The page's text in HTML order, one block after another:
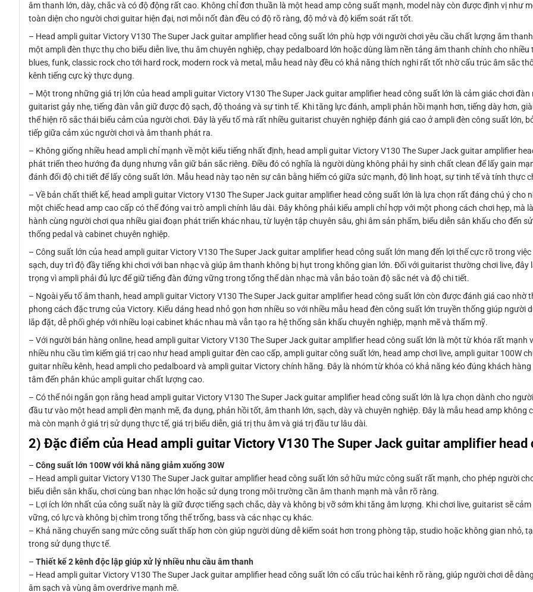
âm thanh lớn, dày, chắc và có độ động rất cao. Không chỉ đơn thuần là một head amp công suất mạnh, model này còn được định vị như
toàn diện cho người chơi guitar hiện đại, nơi mỗi nốt đàn đều có độ rõ ràng, độ mở và độ kiểm soát rất tốt.
– Head ampli guitar Victory V130 The Super Jack guitar amplifier head công suất lớn phù hợp với người chơi yêu cầu chất lượng âm
một ampli đèn thực thụ cho biểu diễn live, thu âm chuyên nghiệp, chạy pedalboard lớn hoặc dùng làm nền tảng âm thanh chính cho nhiều
blues, funk, classic rock cho tới hard rock, modern rock và metal, mẫu head này đều có khả năng thích nghi rất tốt nhờ cấu trúc âm sắc
kênh tiếng cực kỳ thực dụng.
– Một trong những giá trị lớn của head ampli guitar Victory V130 The Super Jack guitar amplifier head công suất lớn là cảm giác chơi
guitarist gảy nhẹ, tiếng đàn vẫn giữ được độ sạch, độ thoáng và sự tinh tế. Khi tăng lực đánh, ampli phản hồi mạnh hơn, tiếng dày hơn,
thể hiện rõ sắc thái biểu cảm của người chơi. Đây là yếu tố mà rất nhiều guitarist chuyên nghiệp đánh giá cao ở ampli đèn công suất lớn,
tiếp giữa cảm xúc người chơi và âm thanh phát ra.
– Không giống nhiều head ampli chỉ mạnh về một kiểu tiếng nhất định, head ampli guitar Victory V130 The Super Jack guitar amplifier
phát triển theo hướng đa dụng nhưng vẫn giữ bản sắc riêng. Điều đó có nghĩa là người dùng không phải hy sinh chất clean để lấy gain
đánh đổi độ chi tiết để lấy công suất lớn. Mẫu head này tạo nên sự cân bằng hiếm có giữa sức mạnh, độ linh hoạt, sự tinh tế và tính thực
– Về bản chất thiết kế, head ampli guitar Victory V130 The Super Jack guitar amplifier head công suất lớn là lựa chọn rất đáng chú ý cho
một chiếc head amp cao cấp có thể đóng vai trò ampli chính lâu dài. Đây không phải kiểu ampli chỉ hợp với một phong cách chơi hẹp, mà
hành cùng người chơi qua nhiều giai đoạn phát triển khác nhau, từ luyện tập chuyên sâu, ghi âm sản phẩm, biểu diễn sân khấu cho đến
thống pedal và cabinet chuyên nghiệp.
– Công suất lớn của head ampli guitar Victory V130 The Super Jack guitar amplifier head công suất lớn mang đến lợi thế cực rõ trong
sạch, duy trì độ đầy tiếng khi chơi với ban nhạc và giúp âm thanh không bị hụt trong không gian lớn. Đối với guitarist thường chơi live, đây
trọng vì ampli phải đủ lực để giữ tiếng đàn đứng vững trong tổng thể dàn nhạc mà vẫn bảo toàn độ sắc nét và độ chi tiết.
– Ngoài yếu tố âm thanh, head ampli guitar Victory V130 The Super Jack guitar amplifier head công suất lớn còn được đánh giá cao nhờ
phong cách đặc trưng của Victory. Kiểu dáng head nhỏ gọn hơn nhiều so với nhiều mẫu head đèn công suất lớn truyền thống giúp người
lắp đặt, dễ phối ghép với nhiều loại cabinet khác nhau mà vẫn tạo ra hệ thống sân khấu chuyên nghiệp, mạnh mẽ và thẩm mỹ.
– Với người bán hàng online, head ampli guitar Victory V130 The Super Jack guitar amplifier head công suất lớn là một từ khóa rất mạnh
nhiều nhu cầu tìm kiếm giá trị cao như head ampli guitar đèn cao cấp, ampli guitar công suất lớn, head amp chơi live, ampli guitar 100W
guitar nhiều kênh, head ampli cho pedalboard và ampli guitar Victory chính hãng. Đây là nhóm từ khóa có khả năng kéo đúng khách
tâm đến phân khúc ampli guitar chất lượng cao.
– Có thể nói ngắn gọn rằng head ampli guitar Victory V130 The Super Jack guitar amplifier head công suất lớn là lựa chọn dành cho
đầu tư vào một head ampli đèn mạnh mẽ, đa dụng, phản hồi tốt, âm thanh lớn, sạch, dày và chuyên nghiệp. Đây là mẫu head amp không
mà còn mạnh ở giá trị sử dụng thực tế, giá trị biểu diễn, giá trị thu âm và giá trị đầu tư lâu dài.
2) Đặc điểm của Head ampli guitar Victory V130 The Super Jack guitar amplifier head
– Công suất lớn 100W với khả năng giảm xuống 30W
– Head ampli guitar Victory V130 The Super Jack guitar amplifier head công suất lớn sở hữu mức công suất rất mạnh, cho phép người
biểu diễn sân khấu, chơi cùng ban nhạc lớn hoặc sử dụng trong môi trường cần âm thanh mạnh mà vẫn rõ ràng.
– Lợi ích lớn nhất của công suất này là giữ được tiếng sạch chắc, dày và không bị vỡ sớm khi tăng âm lượng. Khi chơi live, guitarist sẽ
vững, có lực và không bị chìm trong tổng thể trống, bass và các nhạc cụ khác.
– Khả năng chuyển sang mức công suất thấp hơn còn giúp người dùng dễ kiểm soát hơn trong phòng tập, studio hoặc không gian nhỏ,
trong sử dụng thực tế.
– Thiết kế 2 kênh độc lập giúp xử lý nhiều nhu cầu âm thanh
– Head ampli guitar Victory V130 The Super Jack guitar amplifier head công suất lớn có cấu trúc hai kênh rõ ràng, giúp người chơi dễ
âm sạch và vùng âm overdrive mạnh mẽ.